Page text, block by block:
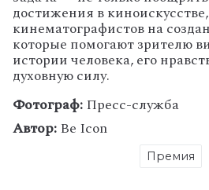
достижения в
кинематографистов на
которые помогают зрителю
истории человека, его
духовную силу.
Фотограф:Пресс-служба
Автор:Be Icon
Премия